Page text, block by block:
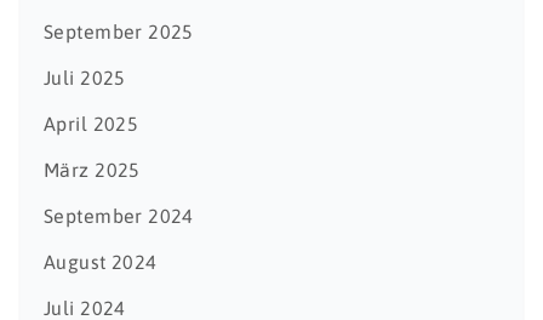
September 2025
Juli 2025
April 2025
März 2025
September 2024
August 2024
Juli 2024